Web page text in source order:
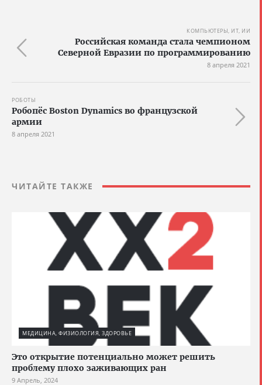
КОМПЬЮТЕРЫ, ИТ, ИИ
Российская команда стала чемпионом
Северной Евразии по программированию
8 апреля 2021
РОБОТЫ
Робопёс Boston Dynamics во французской
армии
8 апреля 2021
ЧИТАЙТЕ ТАКЖЕ
МЕДИЦИНА, ФИЗИОЛОГИЯ, ЗДОРОВЬЕ
Это открытие потенциально может решить
проблему плохо заживающих ран
9 Апрель, 2024